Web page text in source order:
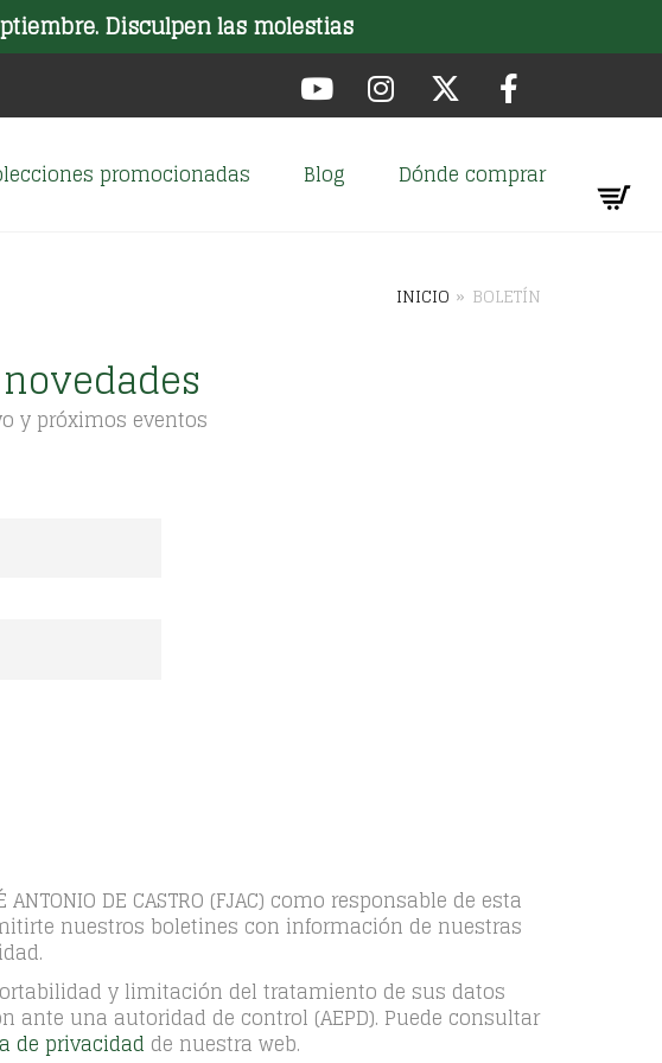
Disculpen las molestias
promocionadas Blog Dónde comprar
INICIO » BOLETÍN
y próximos eventos
DE CASTRO (FJAC) como responsable de esta
nuestros boletines con información de nuestras
y limitación del tratamiento de sus datos
una autoridad de control (AEPD). Puede consultar
de privacidad de nuestra web.